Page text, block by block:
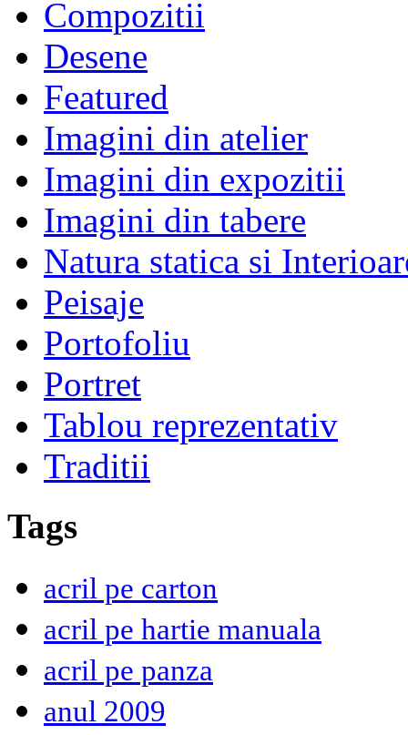
Compozitii
Desene
Featured
Imagini din atelier
Imagini din expozitii
Imagini din tabere
Natura statica si
Peisaje
Portofoliu
Portret
Tablou reprezentativ
Traditii
Tags
acril pe carton
acril pe hartie manuala
acril pe panza
anul 2009